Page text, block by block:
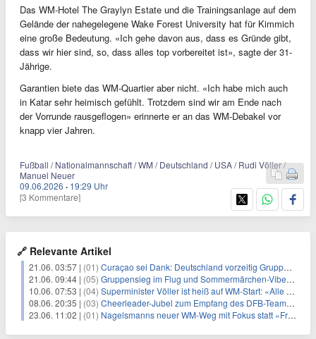
Das WM-Hotel The Graylyn Estate und die Trainingsanlage auf dem
Gelände der nahegelegene Wake Forest University hat für Kimmich
eine große Bedeutung. «Ich gehe davon aus, dass es Gründe gibt,
dass wir hier sind, so, dass alles top vorbereitet ist», sagte der 31-
Jährige.
Garantien biete das WM-Quartier aber nicht. «Ich habe mich auch
in Katar sehr heimisch gefühlt. Trotzdem sind wir am Ende nach
der Vorrunde rausgeflogen» erinnerte er an das WM-Debakel vor
knapp vier Jahren.
Fußball / Nationalmannschaft / WM / Deutschland / USA / Rudi Völler /
Manuel Neuer
09.06.2026 · 19:29 Uhr
[3 Kommentare]
🔗 Relevante Artikel
21.06. 03:57 | (01) Curaçao sei Dank: Deutschland vorzeitig Gruppensieger
21.06. 09:44 | (05) Gruppensieg im Flug und Sommermärchen-Vibes für Nagelsmann
10.06. 07:53 | (04) Superminister Völler ist heiß auf WM-Start: «Alle brennen»
08.06. 20:35 | (03) Cheerleader-Jubel zum Empfang des DFB-Teams in Winston-Salem
23.06. 11:02 | (01) Nagelsmanns neuer WM-Weg mit Fokus statt «Freizeitfahrt»